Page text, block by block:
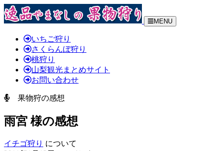
MENU
いちご狩り
さくらんぼ狩り
桃狩り
山梨観光まとめサイト
お問い合わせ
果物狩の感想
雨宮 様の感想
イチゴ狩り について